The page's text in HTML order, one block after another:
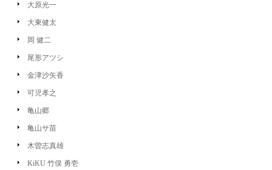
大原光一
大東健太
岡 健二
尾形アツシ
金津沙矢香
可児孝之
亀山郷
亀山サ苗
木曽志真雄
KiKU 竹俣 勇壱